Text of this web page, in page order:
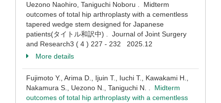
Uezono Naohiro, Taniguchi Noboru . Midterm
outcomes of total hip arthroplasty with a cementless
tapered wedge stem designed for Japanese
patients(タイトル和訳中) . Journal of Joint Surgery
and Research3 ( 4 ) 227 - 232 2025.12
More details
Fujimoto Y., Arima D., Ijuin T., Iuchi T., Kawakami H.,
Nakamura S., Uezono N., Taniguchi N. . Midterm
outcomes of total hip arthroplasty with a cementless